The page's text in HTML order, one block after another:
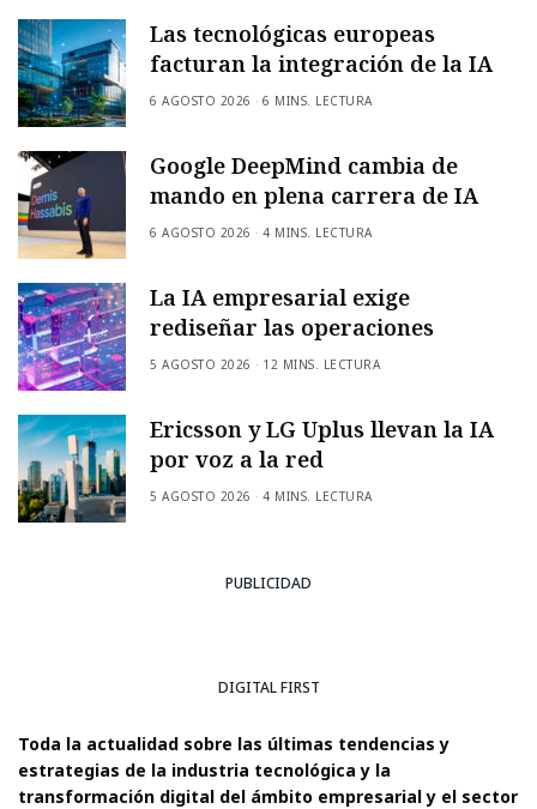
Las tecnológicas europeas
facturan la integración de la IA
6 AGOSTO 2026 6 MINS. LECTURA
Google DeepMind cambia de
mando en plena carrera de IA
6 AGOSTO 2026 4 MINS. LECTURA
La IA empresarial exige
rediseñar las operaciones
5 AGOSTO 2026 12 MINS. LECTURA
Ericsson y LG Uplus llevan la IA
por voz a la red
5 AGOSTO 2026 4 MINS. LECTURA
PUBLICIDAD
DIGITAL FIRST
Toda la actualidad sobre las últimas tendencias y
estrategias de la industria tecnológica y la
transformación digital del ámbito empresarial y el sector